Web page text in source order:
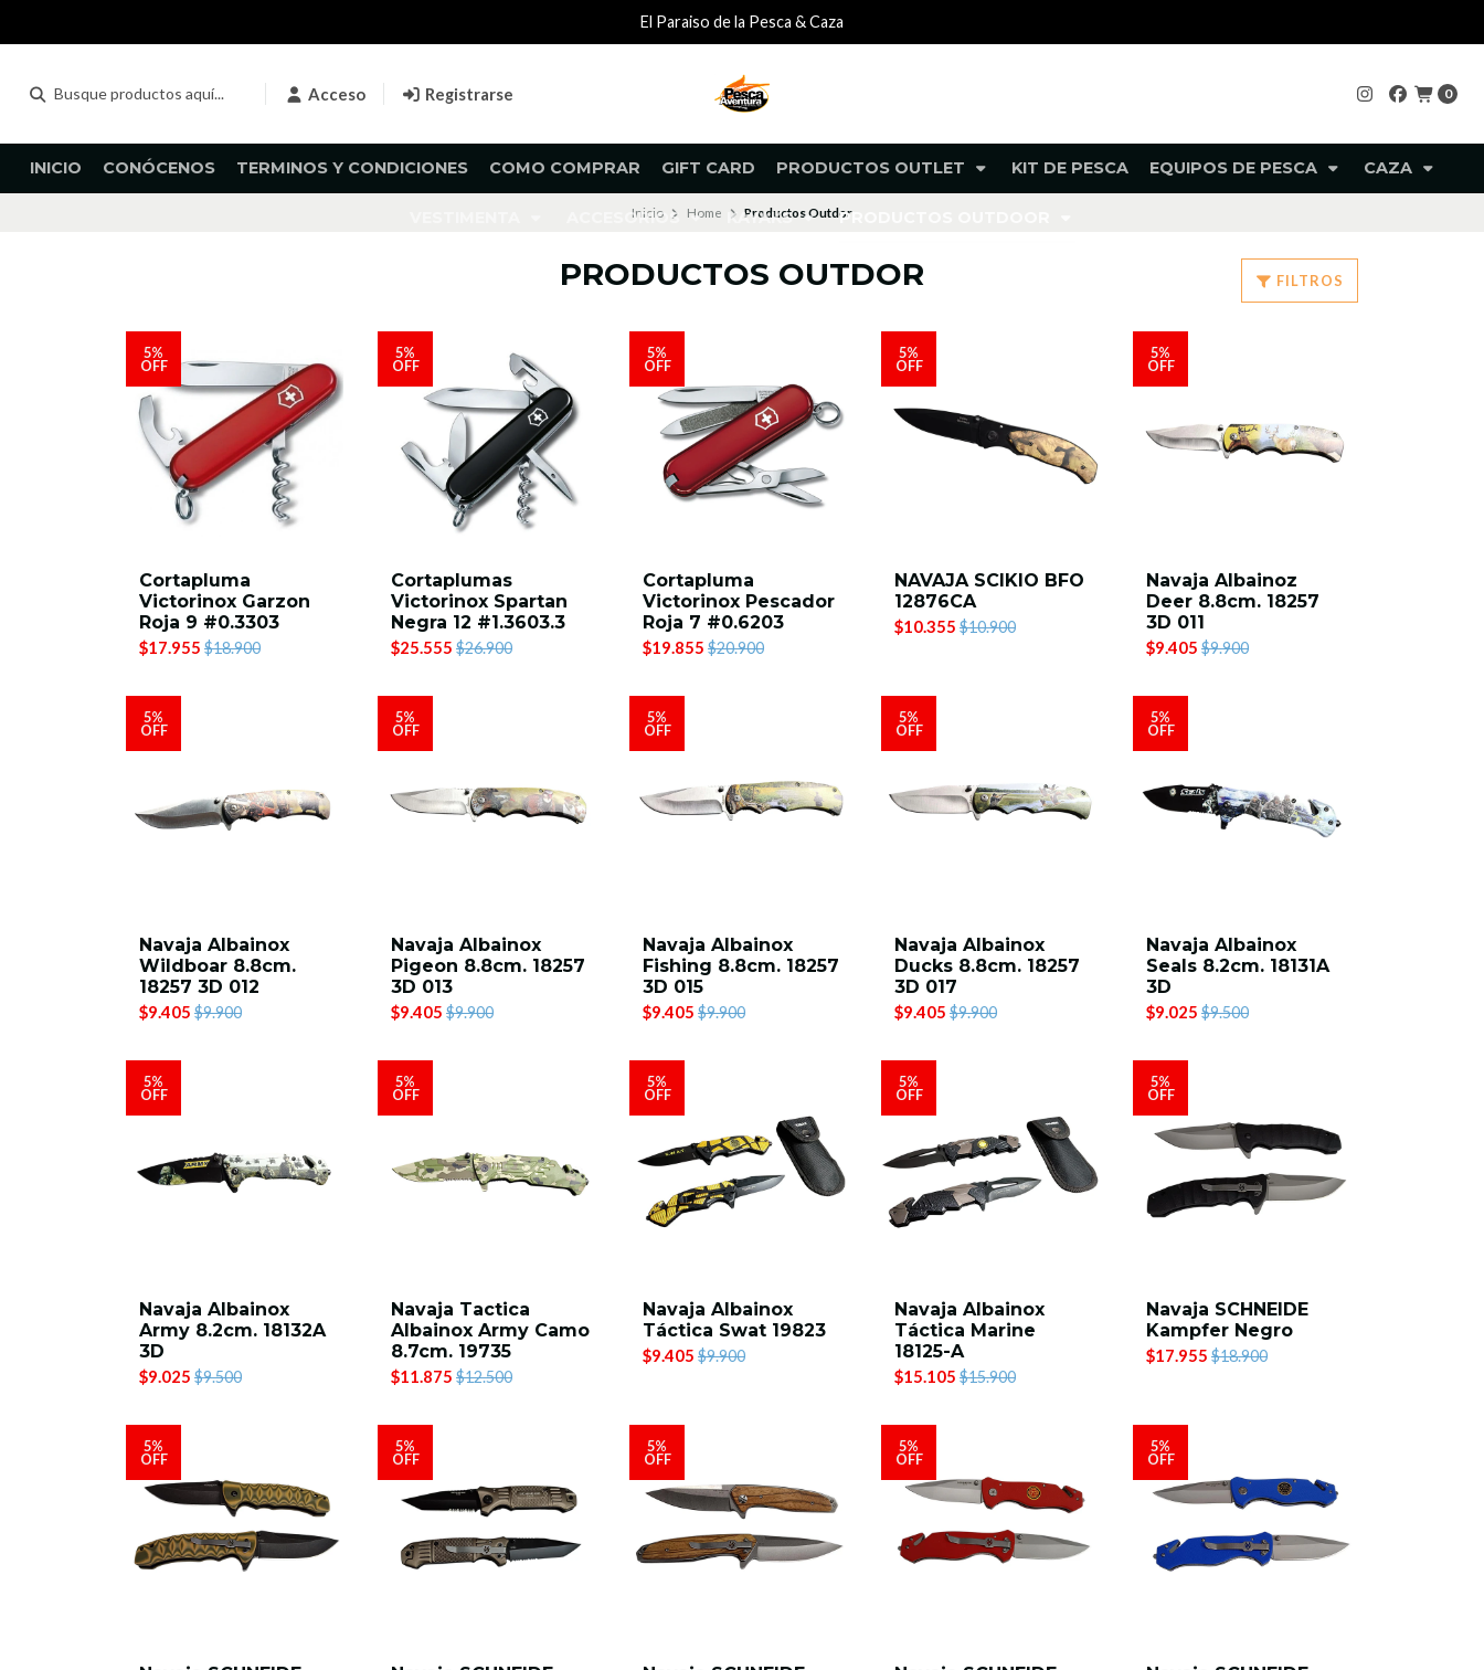
Acceso Registrarse 0
INICIO CONÓCENOS TERMINOS Y CONDICIONES COMO COMPRAR GIFT CARD PRODUCTOS OUTLET KIT DE PESCA EQUIPOS DE PESCA CAZA
ACCESORIOS KAYAKS PRODUCTOS OUTDOOR
El Paraiso de la Pesca & Caza
Inicio Home Productos Outdor
PRODUCTOS OUTDOR FILTROS
5%
OFF
Cortapluma
Victorinox Garzon
Roja 9 #0.3303
$17.955 $18.900
5%
OFF
Cortaplumas
Victorinox Spartan
Negra 12 #1.3603.3
$25.555 $26.900
5%
OFF
Cortapluma
Victorinox Pescador
Roja 7 #0.6203
$19.855 $20.900
5%
OFF
NAVAJA SCIKIO BFO
12876CA
$10.355 $10.900
5%
OFF
Navaja Albainoz
Deer 8.8cm. 18257
3D 011
$9.405 $9.900
5%
OFF
Navaja Albainox
Wildboar 8.8cm.
18257 3D 012
$9.405 $9.900
5%
OFF
Navaja Albainox
Pigeon 8.8cm. 18257
3D 013
$9.405 $9.900
5%
OFF
Navaja Albainox
Fishing 8.8cm. 18257
3D 015
$9.405 $9.900
5%
OFF
Navaja Albainox
Ducks 8.8cm. 18257
3D 017
$9.405 $9.900
5%
OFF
Navaja Albainox
Seals 8.2cm. 18131A
3D
$9.025 $9.500
5%
OFF
Navaja Albainox
Army 8.2cm. 18132A
3D
$9.025 $9.500
5%
OFF
Navaja Tactica
Albainox Army Camo
8.7cm. 19735
$11.875 $12.500
5%
OFF
Navaja Albainox
Táctica Swat 19823
$9.405 $9.900
5%
OFF
Navaja Albainox
Táctica Marine
18125-A
$15.105 $15.900
5%
OFF
Navaja SCHNEIDE
Kampfer Negro
$17.955 $18.900
5%
OFF
5%
OFF
5%
OFF
5%
OFF
5%
OFF